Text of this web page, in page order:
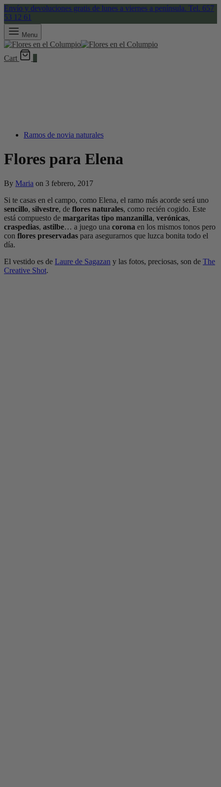
Envío y devoluciones gratis de lunes a viernes a península. Tel. 657
53 12 61
Menu
Cart
Ramos de novia naturales
Flores para Elena
By Maria on 3 febrero, 2017
Si te casas en el campo, como Elena, el ramo más acorde será uno
sencillo, silvestre, de flores naturales, como recién cogido. Este
está compuesto de margaritas tipo manzanilla, verónicas,
craspedias, astilbe… a juego una corona en los mismos tonos pero
con flores preservadas para asegurarnos que luzca bonita todo el
día.
El vestido es de Laure de Sagazan y las fotos, preciosas, son de The
Creative Shot.